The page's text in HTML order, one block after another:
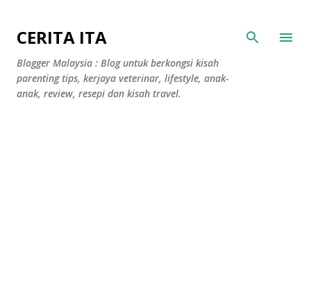
CERITA ITA
Blogger Malaysia : Blog untuk berkongsi kisah
parenting tips, kerjaya veterinar, lifestyle, anak-
anak, review, resepi dan kisah travel.